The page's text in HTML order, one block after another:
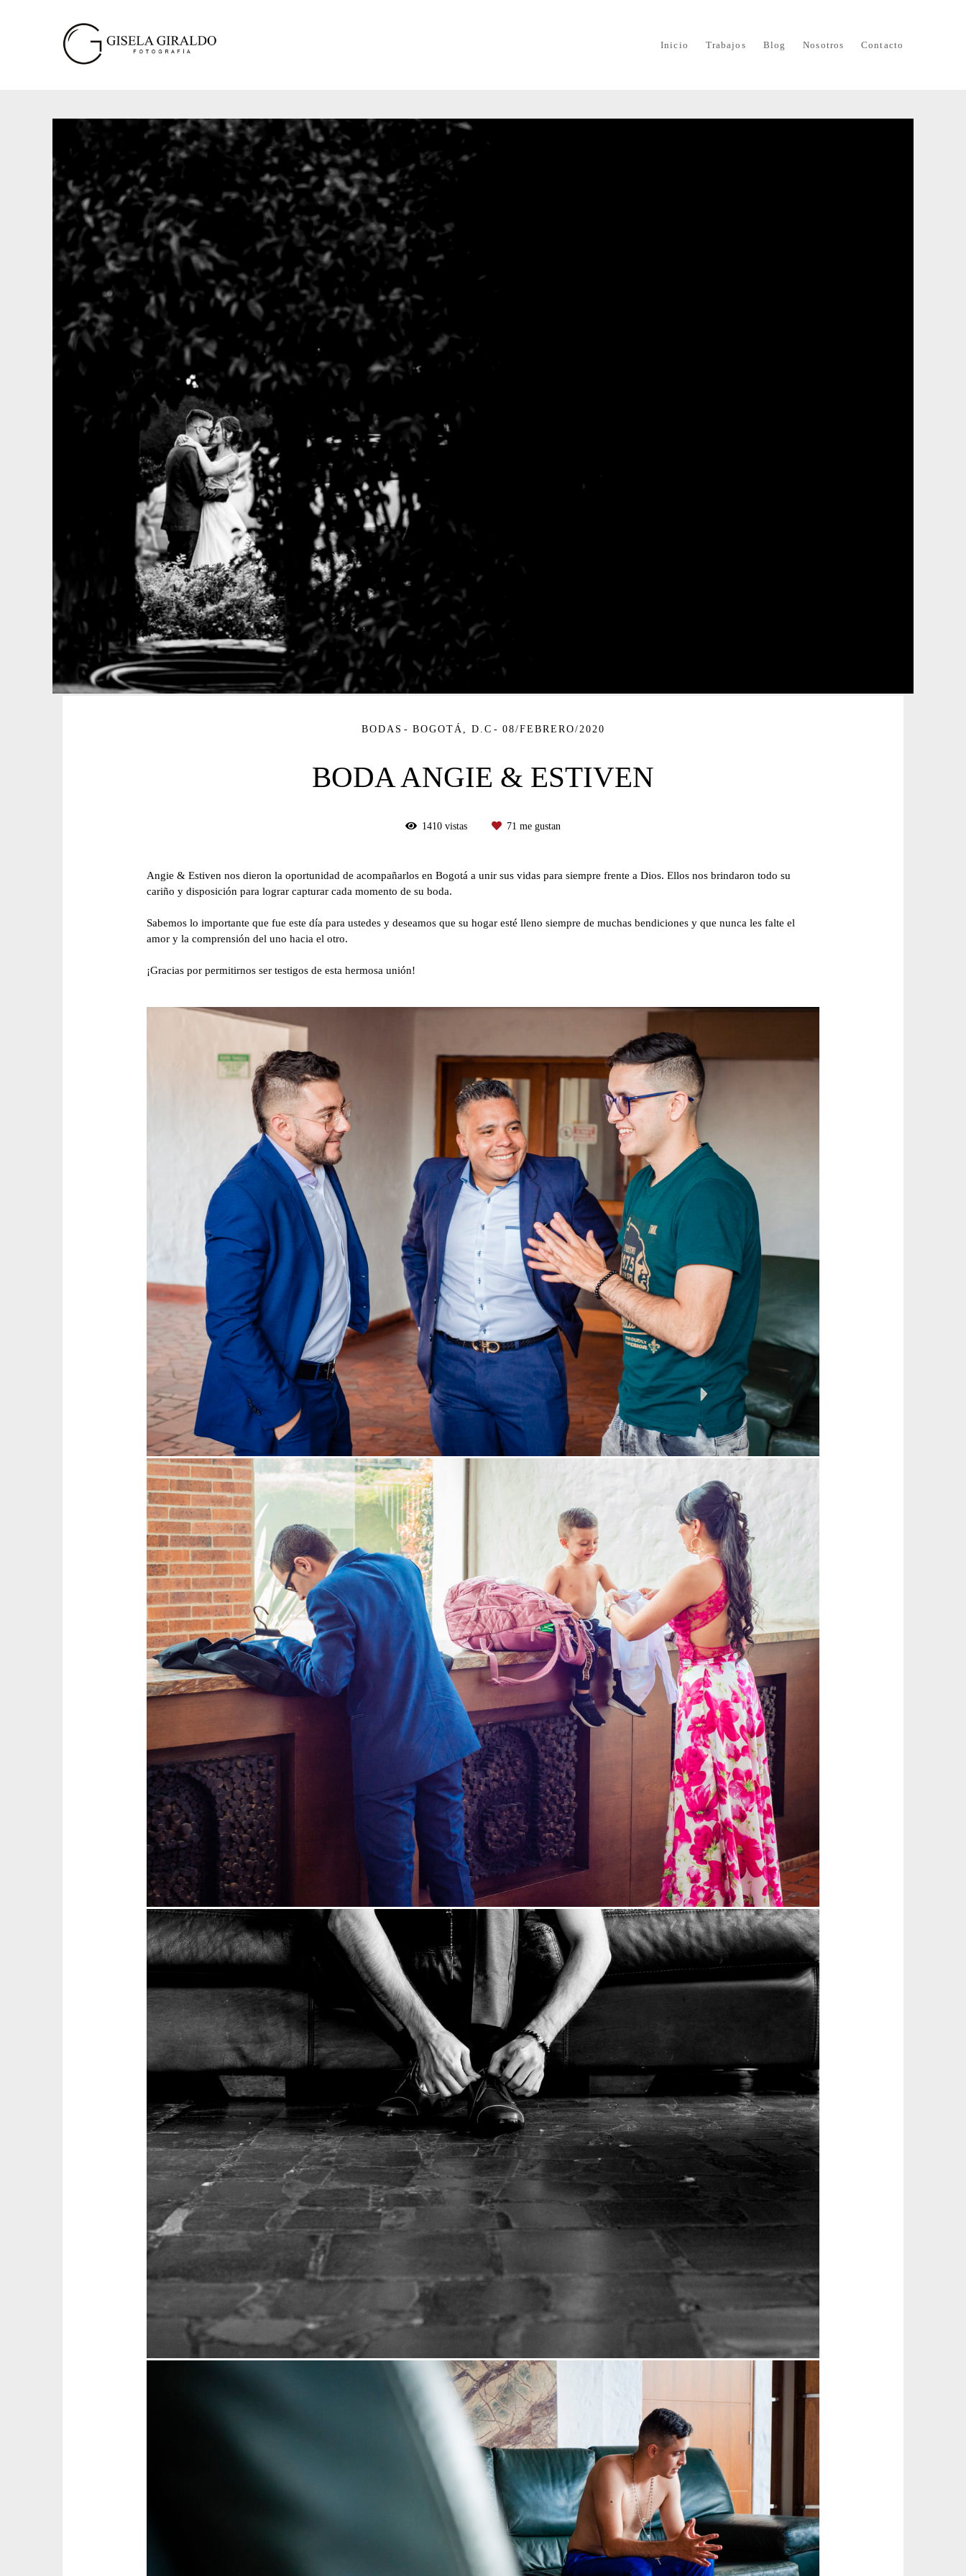
Inicio Trabajos Blog Nosotros Contacto
BODAS BOGOTÁ, D.C 08/FEBRERO/2020
BODA ANGIE & ESTIVEN
1410 vistas 71 me gustan
Angie & Estiven nos dieron la oportunidad de acompañarlos en Bogotá a unir sus vidas para siempre frente a Dios. Ellos nos brindaron todo su
cariño y disposición para lograr capturar cada momento de su boda.
Sabemos lo importante que fue este día para ustedes y deseamos que su hogar esté lleno siempre de muchas bendiciones y que nunca les falte el
amor y la comprensión del uno hacia el otro.
¡Gracias por permitirnos ser testigos de esta hermosa unión!